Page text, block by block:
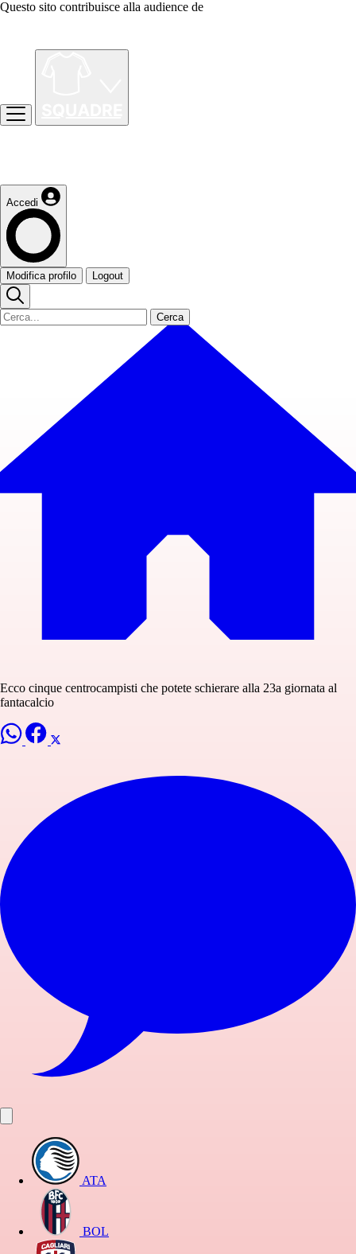
Questo sito contribuisce alla audience de
Accedi
Modifica profilo Logout
Cerca
Ecco cinque centrocampisti che potete schierare alla 23a giornata al
fantacalcio
ATA
BOL